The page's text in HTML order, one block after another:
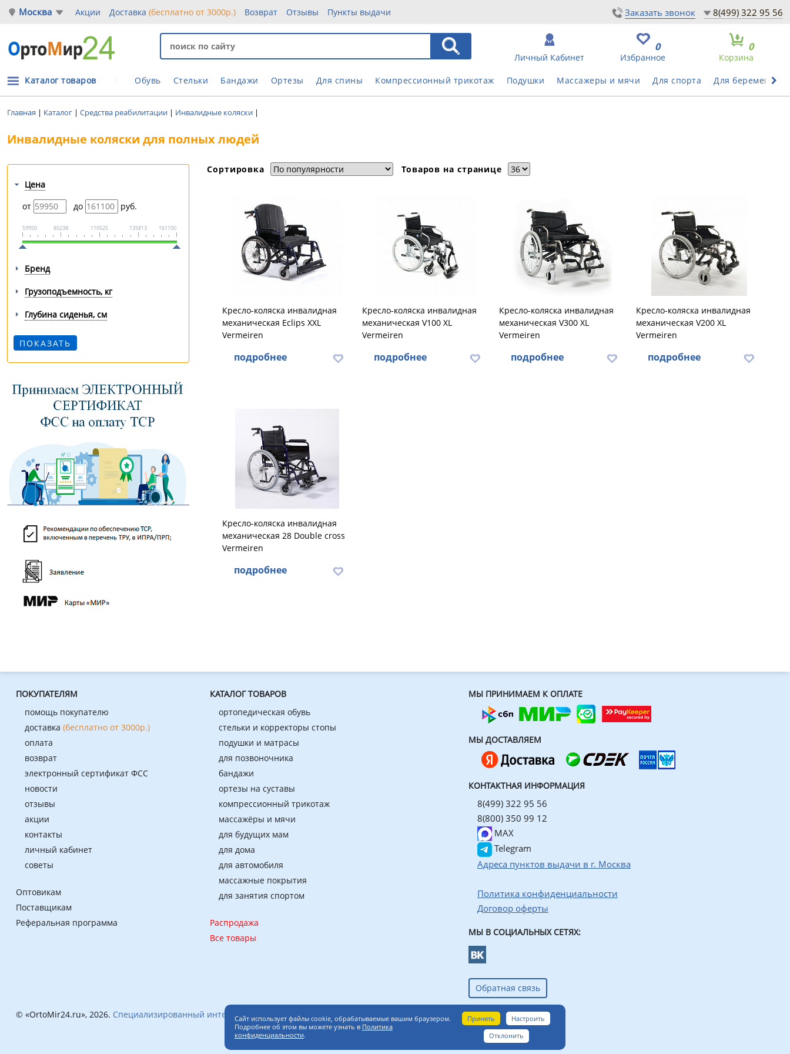
Москва Акции Доставка(бесплатно от 3000р.) Возврат Отзывы Пункты выдачи Заказать звонок 8(499) 322 95 56
Корзина
0
Избранное
0
Личный Кабинет
Обувь Стельки Бандажи Ортезы Для спины Компрессионный трикотаж Подушки Массажеры и мячи Для спорта Для беременных
Каталог товаров
Главная | Каталог | Средства реабилитации | Инвалидные коляски |
Инвалидные коляски для полных людей
Цена
от
до руб.
59950 85238 110525 135813 161100
Бренд
Грузоподъемность, кг
Глубина сиденья, см
Сортировка Товаров на странице
Кресло-коляска инвалидная
механическая Eclips XXL
Vermeiren
подробнее
Кресло-коляска инвалидная
механическая V100 XL
Vermeiren
подробнее
Кресло-коляска инвалидная
механическая V300 XL
Vermeiren
подробнее
Кресло-коляска инвалидная
механическая V200 XL
Vermeiren
подробнее
Кресло-коляска инвалидная
механическая 28 Double cross
Vermeiren
подробнее
ПОКУПАТЕЛЯМ
помощь покупателю
доставка (бесплатно от 3000р.)
оплата
возврат
электронный сертификат ФСС
новости
отзывы
акции
контакты
личный кабинет
советы
Оптовикам
Поставщикам
Реферальная программа
КАТАЛОГ ТОВАРОВ
ортопедическая обувь
стельки и корректоры стопы
подушки и матрасы
для позвоночника
бандажи
ортезы на суставы
компрессионный трикотаж
массажёры и мячи
для будущих мам
для дома
для автомобиля
массажные покрытия
для занятия спортом
Распродажа
Все товары
МЫ ПРИНИМАЕМ К ОПЛАТЕ
МЫ ДОСТАВЛЯЕМ
КОНТАКТНАЯ ИНФОРМАЦИЯ
8(499) 322 95 56
8(800) 350 99 12
MAX
Telegram
Адреса пунктов выдачи в г. Москва
Политика конфиденциальности
Договор оферты
МЫ В СОЦИАЛЬНЫХ СЕТЯХ:
Обратная связь
© «OrtoMir24.ru», 2026. Специализированный интернет-магазин ортопедических товаров
Сайт использует файлы cookie, обрабатываемые вашим браузером.
Подробнее об этом вы можете узнать в Политика
конфиденциальности.
Принять
Настроить
Отклонить